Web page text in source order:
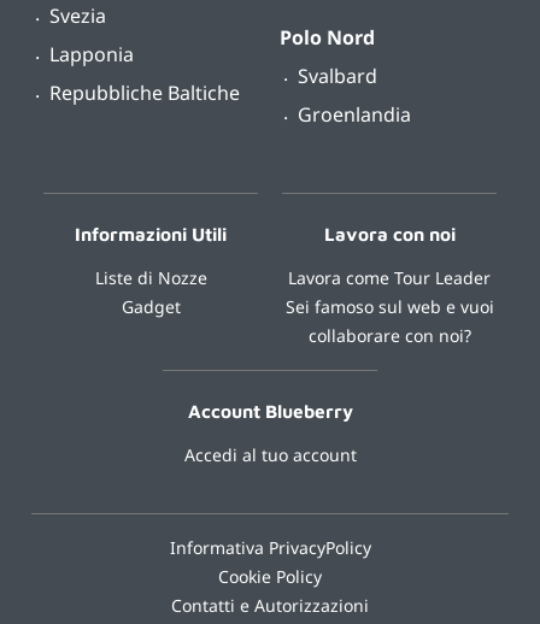
Svezia
Lapponia
Repubbliche Baltiche
Polo Nord
Svalbard
Groenlandia
Informazioni Utili
Liste di Nozze
Gadget
Lavora con noi
Lavora come Tour Leader
Sei famoso sul web e vuoi
collaborare con noi?
Account Blueberry
Accedi al tuo account
Informativa PrivacyPolicy
Cookie Policy
Contatti e Autorizzazioni